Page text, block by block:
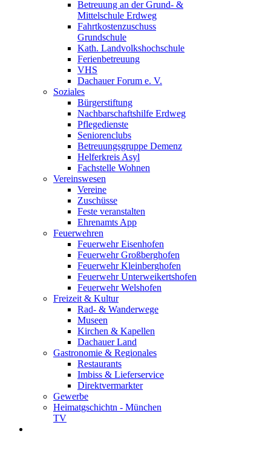
Betreuung an der Grund- &
Mittelschule Erdweg
Fahrtkostenzuschuss
Grundschule
Kath. Landvolkshochschule
Ferienbetreuung
VHS
Dachauer Forum e. V.
Soziales
Bürgerstiftung
Nachbarschaftshilfe Erdweg
Pflegedienste
Seniorenclubs
Betreuungsgruppe Demenz
Helferkreis Asyl
Fachstelle Wohnen
Vereinswesen
Vereine
Zuschüsse
Feste veranstalten
Ehrenamts App
Feuerwehren
Feuerwehr Eisenhofen
Feuerwehr Großberghofen
Feuerwehr Kleinberghofen
Feuerwehr Unterweikertshofen
Feuerwehr Welshofen
Freizeit & Kultur
Rad- & Wanderwege
Museen
Kirchen & Kapellen
Dachauer Land
Gastronomie & Regionales
Restaurants
Imbiss & Lieferservice
Direktvermarkter
Gewerbe
Heimatgschichtn - München
TV